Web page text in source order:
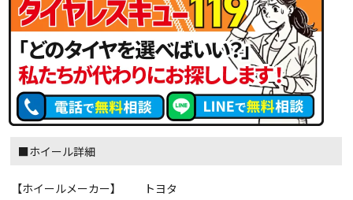
■ホイール詳細
【ホイールメーカー】
トヨタ